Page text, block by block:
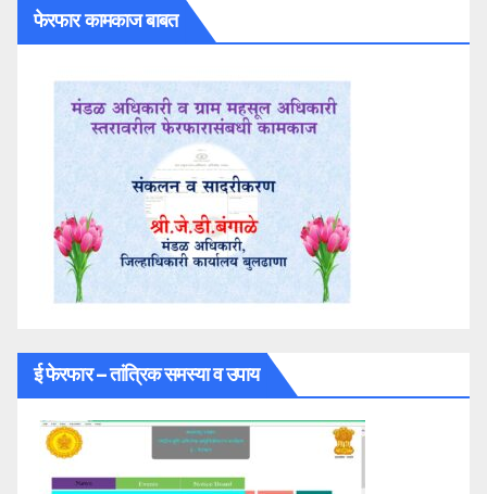
फेरफार कामकाज बाबत
ई फेरफार – तांत्रिक समस्या व उपाय